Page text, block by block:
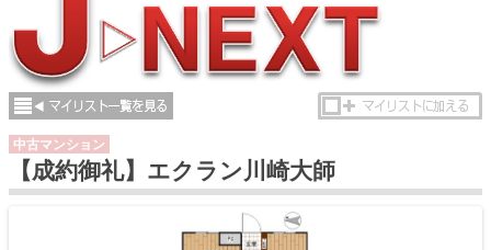
中古マンション
【成約御礼】エクラン川崎大師